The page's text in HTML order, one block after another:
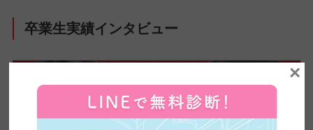
卒業生実績インタビュー
×